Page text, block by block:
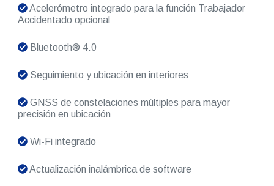
Acelerómetro integrado para la función Trabajador
Accidentado opcional
Bluetooth® 4.0
Seguimiento y ubicación en interiores
GNSS de constelaciones múltiples para mayor
precisión en ubicación
Wi-Fi integrado
Actualización inalámbrica de software